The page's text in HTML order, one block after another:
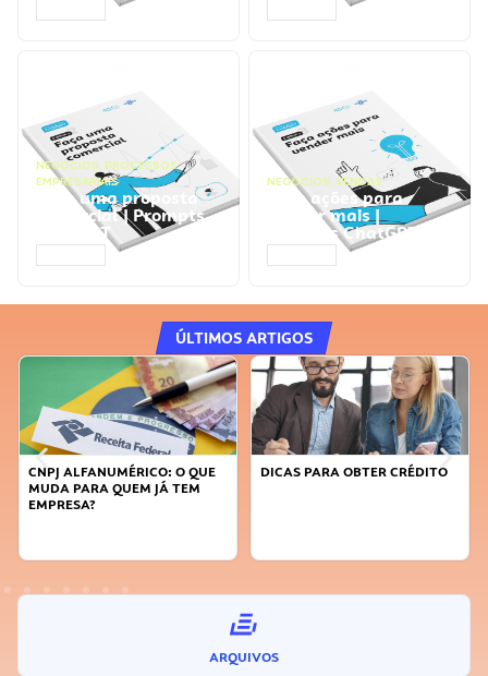
NEGÓCIOS, PROCESSOS
EMPRESARIAIS
Faça uma proposta
comercial | Prompts
ChatGPT
NEGÓCIOS, VENDAS
Faça ações para
vender mais |
Prompts ChatGPT
ÚLTIMOS ARTIGOS
CNPJ ALFANUMÉRICO: O QUE
MUDA PARA QUEM JÁ TEM
EMPRESA?
DICAS PARA OBTER CRÉDITO
ARQUIVOS